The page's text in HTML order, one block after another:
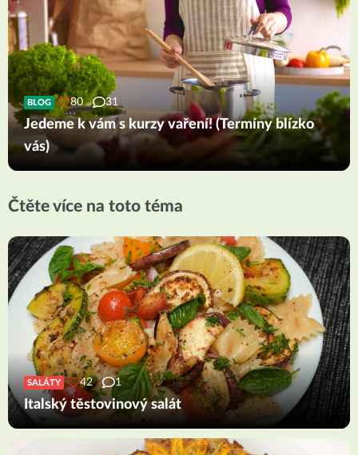
BLOG 80 31
Jedeme k vám s kurzy vaření! (Termíny blízko
vás)
Čtěte více na toto téma
SALÁTY 42 1
Italský těstovinový salát